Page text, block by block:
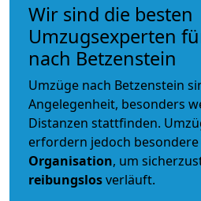
Wir sind die besten
Umzugsexperten
nach Betzenstein
Umzüge nach Betzenstein
Angelegenheit, besonders
Distanzen stattfinden.
erfordern jedoch besondere
Organisation, um
reibungslosverläuft.